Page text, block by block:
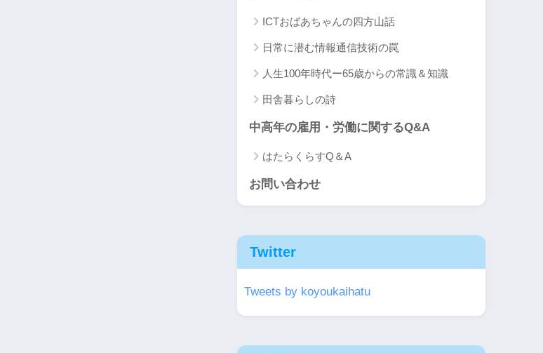
ICTおばあちゃんの四方山話
日常に潜む情報通信技術の罠
人生100年時代ー65歳からの常識＆知識
田舎暮らしの詩
中高年の雇用・労働に関するQ&A
はたらくらすQ＆A
お問い合わせ
Twitter
Tweets by koyoukaihatu